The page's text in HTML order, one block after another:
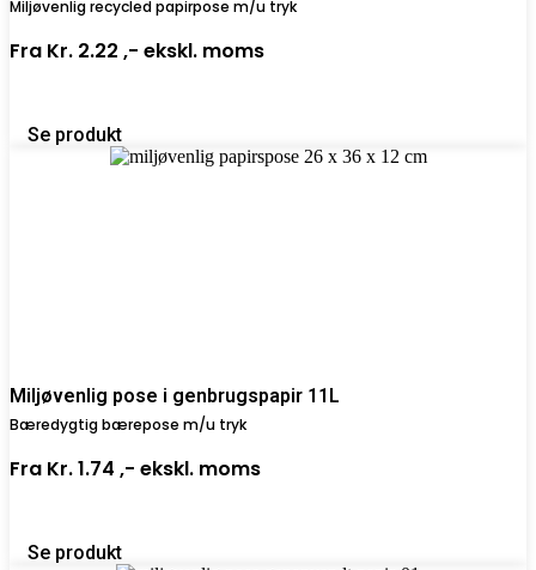
Miljøvenlig recycled papirpose m/u tryk
Fra Kr. 2.22 ,- ekskl. moms
Se produkt
Miljøvenlig pose i genbrugspapir 11L
Bæredygtig bærepose m/u tryk
Fra Kr. 1.74 ,- ekskl. moms
Se produkt